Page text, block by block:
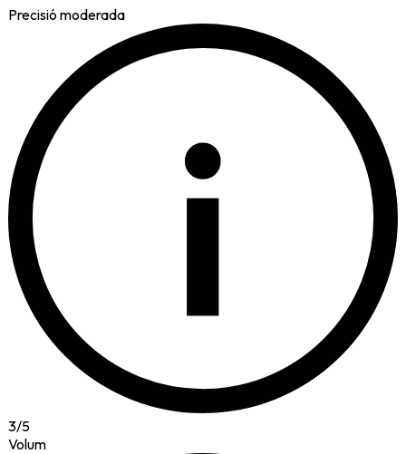
Precisió moderada
i
3/5
Volum